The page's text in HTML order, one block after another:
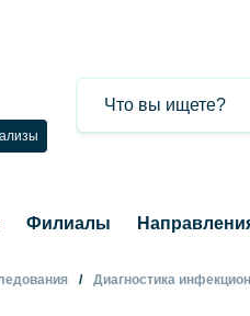
Филиалы
Диагностика